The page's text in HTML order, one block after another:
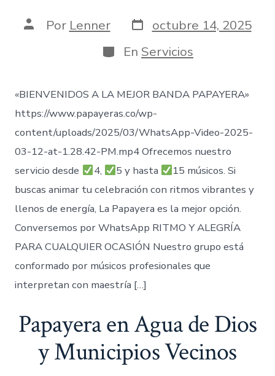
AutorPor Lenner Fecha
de
publicación
octubre 14, 2025
Categorías
En Servicios
«BIENVENIDOS A LA MEJOR BANDA PAPAYERA»
https://www.papayeras.co/wp-
content/uploads/2025/03/WhatsApp-Video-2025-
03-12-at-1.28.42-PM.mp4 Ofrecemos nuestro
servicio desde
4, 5 y hasta
15 músicos. Si
buscas animar tu celebración con ritmos vibrantes y
llenos de energía, La Papayera es la mejor opción.
Conversemos por WhatsApp RITMO Y ALEGRÍA
PARA CUALQUIER OCASIÓN Nuestro grupo está
conformado por músicos profesionales que
interpretan con maestría […]
Papayera en Agua de Dios
y Municipios Vecinos